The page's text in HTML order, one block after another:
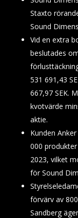
Staxto
Sound
Vid en extra
beslutades
531 691,43
667,97 SEK.
kvotvärde
aktie.
Kunden
000
2023, vilket
för Sound
förvärv av
Sandberg